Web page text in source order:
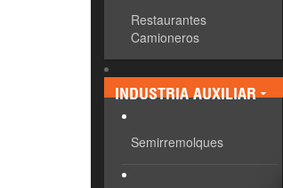
Restaurantes
Camioneros
INDUSTRIA AUXILIAR
Semirremolques